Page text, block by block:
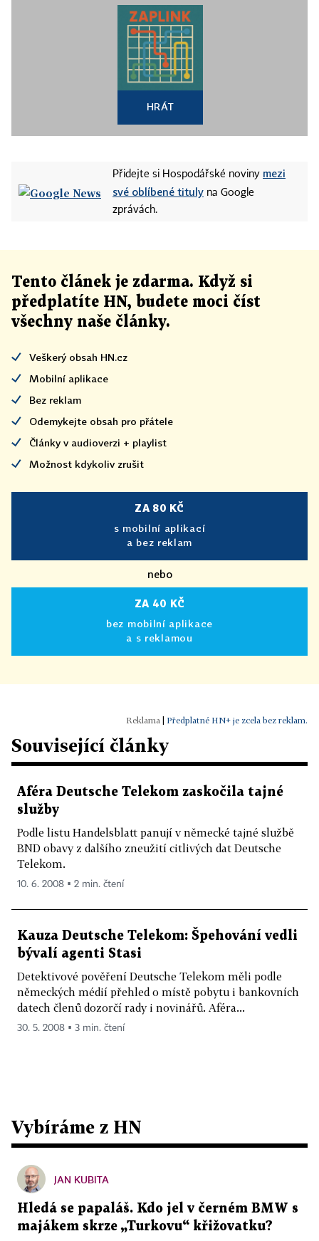
HRÁT
Přidejte si Hospodářské noviny mezi
své oblíbené tituly na Google
zprávách.
Tento článek je zdarma. Když si
předplatíte HN, budete moci číst
všechny naše články.
Veškerý obsah HN.cz
Mobilní aplikace
Bez reklam
Odemykejte obsah pro přátele
Články v audioverzi + playlist
Možnost kdykoliv zrušit
ZA 80 KČ
s mobilní aplikací
a bez reklam
nebo
ZA 40 KČ
bez mobilní aplikace
a s reklamou
Předplatné HN+ je zcela bez reklam.
Související články
Aféra Deutsche Telekom zaskočila tajné
služby
Podle listu Handelsblatt panují v německé tajné službě
BND obavy z dalšího zneužití citlivých dat Deutsche
Telekom.
10. 6. 2008 ▪ 2 min. čtení
Kauza Deutsche Telekom: Špehování vedli
bývalí agenti Stasi
Detektivové pověření Deutsche Telekom měli podle
německých médií přehled o místě pobytu i bankovních
datech členů dozorčí rady i novinářů. Aféra...
30. 5. 2008 ▪ 3 min. čtení
Vybíráme z HN
JAN KUBITA
Hledá se papaláš. Kdo jel v černém BMW s
majákem skrze „Turkovu“ křižovatku?